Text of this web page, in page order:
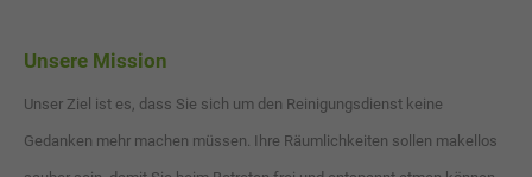
Unsere Mission
Unser Ziel ist es, dass Sie sich um den Reinigungsdienst keine
Gedanken mehr machen müssen. Ihre Räumlichkeiten sollen makellos